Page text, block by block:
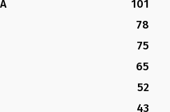
101
78
75
65
52
43